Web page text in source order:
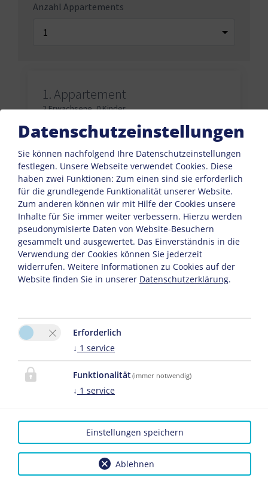
Anzahl Appartements
1.Appartement
2 Erwachsene,0 Kinder
Erwachsene
Kinder
Weiter
Datenschutzerklärung
KONTAKT
Sandra Brandstätter
Bitte aktivieren Sie in den
Datenschutzeinstellungen
Sie können nachfolgend Ihre Datenschutzeinstellungen
festlegen. Unsere Webseite verwendet Cookies. Diese
haben zwei Funktionen: Zum einen sind sie erforderlich
für die grundlegende Funktionalität unserer Website.
Zum anderen können wir mit Hilfe der Cookies unsere
Inhalte für Sie immer weiter verbessern. Hierzu werden
pseudonymisierte Daten von Website-Besuchern
gesammelt und ausgewertet. Das Einverständnis in die
Verwendung der Cookies können Sie jederzeit
widerrufen. Weitere Informationen zu Cookies auf der
Website finden Sie in unserer Datenschutzerklärung.
Erforderlich
↓ 1 service
Funktionalität(immer notwendig)
↓ 1 service
Ablehnen
Einstellungen speichern